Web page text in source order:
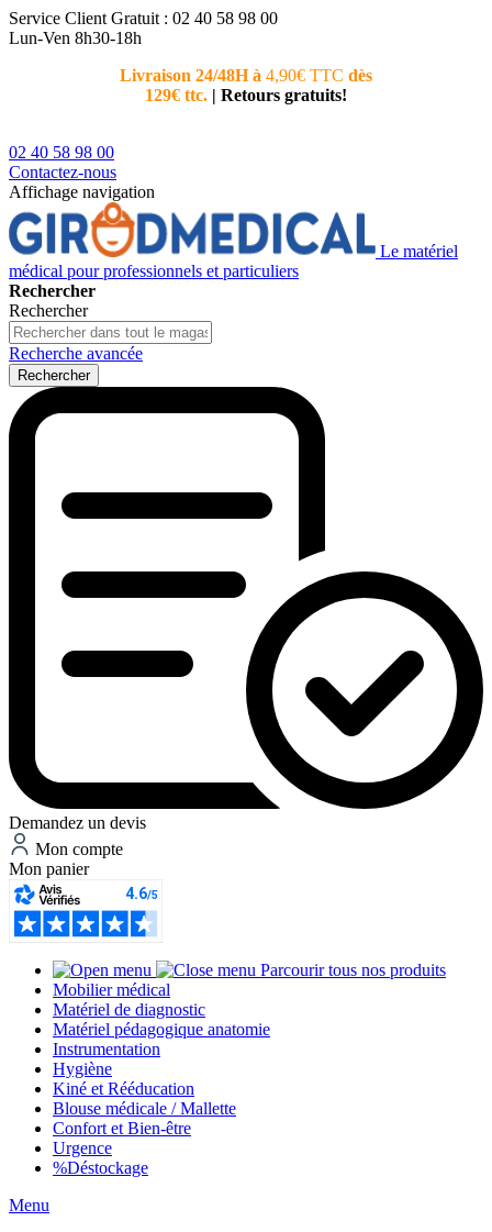
Service Client Gratuit : 02 40 58 98 00
Lun-Ven 8h30-18h
Livraison 24/48H à 4,90€ TTC dès
129€ ttc. | Retours gratuits!
02 40 58 98 00
Contactez-nous
Affichage navigation
Le matériel
médical pour professionnels et particuliers
Rechercher
Rechercher
Recherche avancée
Rechercher
Demandez un devis
Mon compte
Mon panier
Parcourir tous nos produits
Mobilier médical
Matériel de diagnostic
Matériel pédagogique anatomie
Instrumentation
Hygiène
Kiné et Rééducation
Blouse médicale / Mallette
Confort et Bien-être
Urgence
%Déstockage
Menu